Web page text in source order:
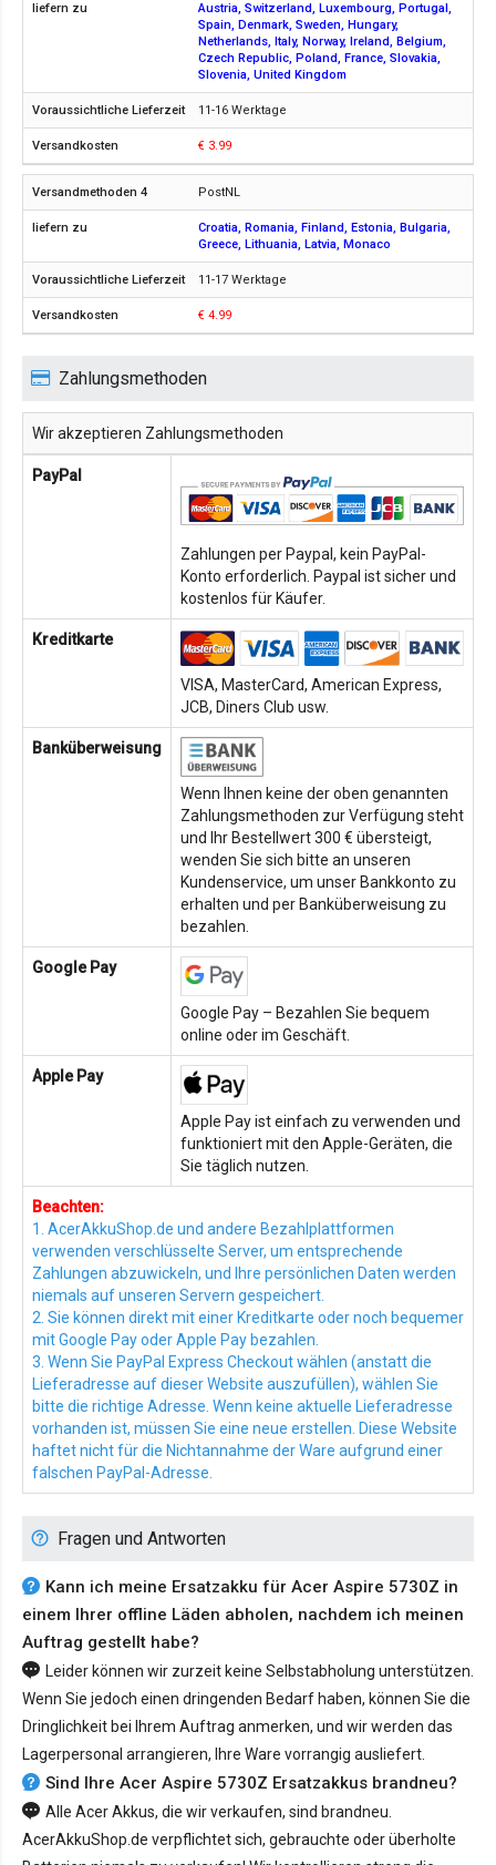
Austria, Switzerland, Luxembourg, Portugal,
Spain, Denmark, Sweden, Hungary,
Netherlands, Italy, Norway, Ireland, Belgium,
Czech Republic, Poland, France, Slovakia,
Slovenia, United Kingdom
11-16 Werktage
€ 3.99
PostNL
Croatia, Romania, Finland, Estonia, Bulgaria,
Greece, Lithuania, Latvia, Monaco
11-17 Werktage
€ 4.99
Zahlungsmethoden
Wir akzeptieren Zahlungsmethoden
PayPal
Zahlungen per Paypal, kein PayPal-
Konto erforderlich. Paypal ist sicher und
kostenlos für Käufer.
Kreditkarte
VISA, MasterCard, American Express,
JCB, Diners Club usw.
Banküberweisung
Wenn Ihnen keine der oben genannten
Zahlungsmethoden zur Verfügung steht
und Ihr Bestellwert 300 € übersteigt,
wenden Sie sich bitte an unseren
Kundenservice, um unser Bankkonto zu
erhalten und per Banküberweisung zu
bezahlen.
Google Pay
Google Pay – Bezahlen Sie bequem
online oder im Geschäft.
Apple Pay
Apple Pay ist einfach zu verwenden und
funktioniert mit den Apple-Geräten, die
Sie täglich nutzen.
Beachten:
1. AcerAkkuShop.de und andere Bezahlplattformen
verwenden verschlüsselte Server, um entsprechende
Zahlungen abzuwickeln, und Ihre persönlichen Daten werden
niemals auf unseren Servern gespeichert.
2. Sie können direkt mit einer Kreditkarte oder noch bequemer
mit Google Pay oder Apple Pay bezahlen.
3. Wenn Sie PayPal Express Checkout wählen (anstatt die
Lieferadresse auf dieser Website auszufüllen), wählen Sie
bitte die richtige Adresse. Wenn keine aktuelle Lieferadresse
vorhanden ist, müssen Sie eine neue erstellen. Diese Website
haftet nicht für die Nichtannahme der Ware aufgrund einer
falschen PayPal-Adresse.
Fragen und Antworten
Kann ich meine Ersatzakku für Acer Aspire 5730Z in
einem Ihrer offline Läden abholen, nachdem ich meinen
Auftrag gestellt habe?
Leider können wir zurzeit keine Selbstabholung unterstützen.
Wenn Sie jedoch einen dringenden Bedarf haben, können Sie die
Dringlichkeit bei Ihrem Auftrag anmerken, und wir werden das
Lagerpersonal arrangieren, Ihre Ware vorrangig ausliefert.
Sind Ihre Acer Aspire 5730Z Ersatzakkus brandneu?
Alle Acer Akkus, die wir verkaufen, sind brandneu.
AcerAkkuShop.de verpflichtet sich, gebrauchte oder überholte